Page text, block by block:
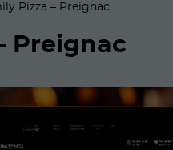
Pizza – Preignac
Preignac